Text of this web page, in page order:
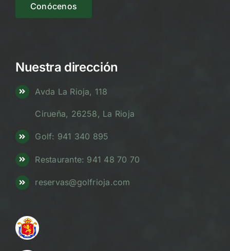
Conócenos
Nuestra dirección
Avda La Rioja, 118
Cirueña, 26258, La Rioja
Golf: 941 340 895
Restaurante: 941 48 70 70
reservas@golfrioja.com